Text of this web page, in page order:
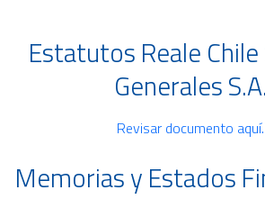
Estatutos Reale
Generales S.A.
Revisar documento aquí.
Memorias y Estados